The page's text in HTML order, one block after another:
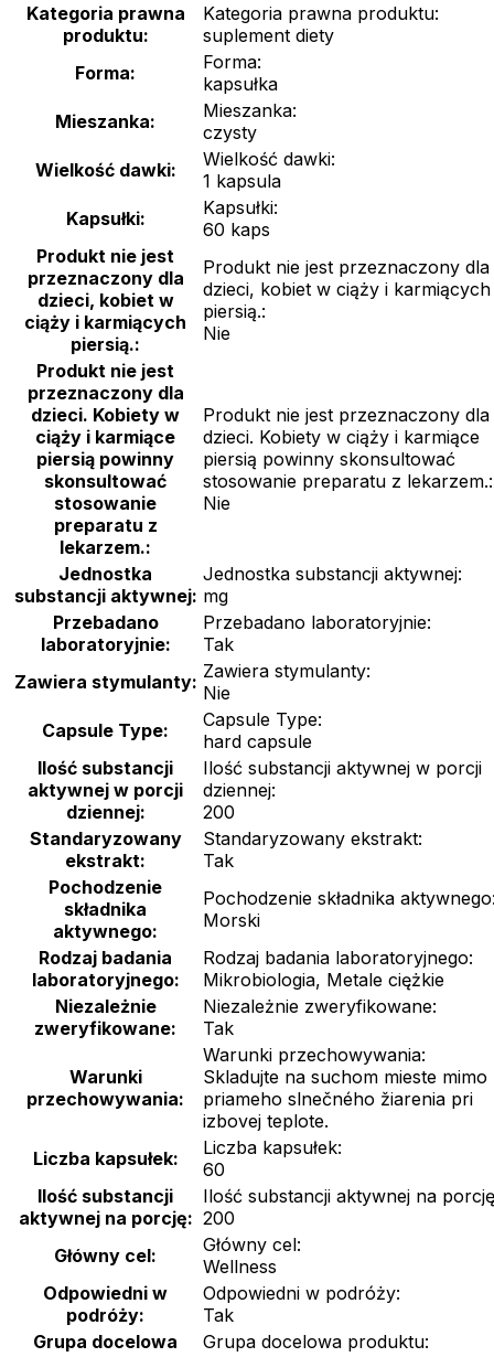
Kategoria prawna
produktu:
Kategoria prawna produktu:
suplement diety
Forma:
Forma:
kapsułka
Mieszanka:
Mieszanka:
czysty
Wielkość dawki:
Wielkość dawki:
1 kapsula
Kapsułki:
Kapsułki:
60 kaps
Produkt nie jest
przeznaczony dla
dzieci, kobiet w
ciąży i karmiących
piersią.:
Produkt nie jest przeznaczony dla
dzieci, kobiet w ciąży i karmiących
piersią.:
Nie
Produkt nie jest
przeznaczony dla
dzieci. Kobiety w
ciąży i karmiące
piersią powinny
skonsultować
stosowanie
preparatu z
lekarzem.:
Produkt nie jest przeznaczony dla
dzieci. Kobiety w ciąży i karmiące
piersią powinny skonsultować
stosowanie preparatu z lekarzem.:
Nie
Jednostka
substancji aktywnej:
Jednostka substancji aktywnej:
mg
Przebadano
laboratoryjnie:
Przebadano laboratoryjnie:
Tak
Zawiera stymulanty: Zawiera stymulanty:
Nie
Capsule Type:
Capsule Type:
hard capsule
Ilość substancji
aktywnej w porcji
dziennej:
Ilość substancji aktywnej w porcji
dziennej:
200
Standaryzowany
ekstrakt:
Standaryzowany ekstrakt:
Tak
Pochodzenie
składnika
aktywnego:
Pochodzenie składnika
Morski
Rodzaj badania
laboratoryjnego:
Rodzaj badania laboratoryjnego:
Mikrobiologia, Metale ciężkie
Niezależnie
zweryfikowane:
Niezależnie zweryfikowane:
Tak
Warunki
przechowywania:
Warunki przechowywania:
Skladujte na suchom mieste mimo
priameho slnečného žiarenia pri
izbovej teplote.
Liczba kapsułek:
Liczba kapsułek:
60
Ilość substancji
aktywnej na porcję:
Ilość substancji aktywnej na
200
Główny cel:
Główny cel:
Wellness
Odpowiedni w
podróży:
Odpowiedni w podróży:
Tak
Grupa docelowa
Grupa docelowa produktu: